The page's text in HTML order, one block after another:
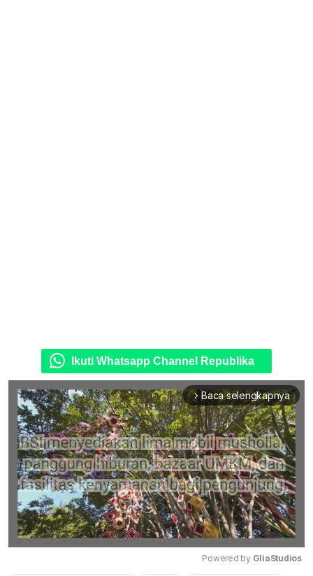
Ikuti Whatsapp Channel Republika
arrow_forward_ios Baca selengkapnya
Powered by GliaStudios